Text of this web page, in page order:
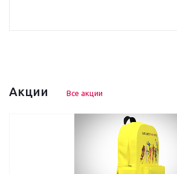
Акции Все акции